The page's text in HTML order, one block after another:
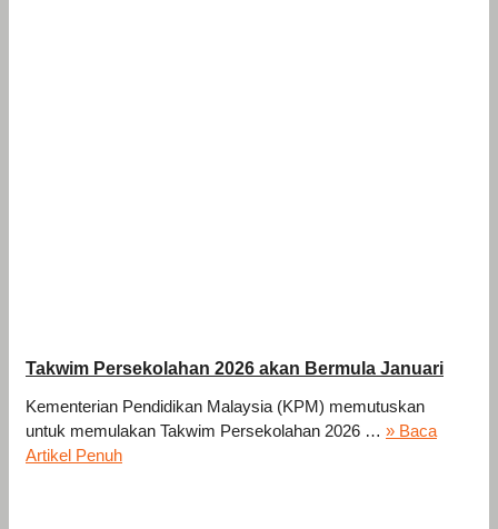
Takwim Persekolahan 2026 akan Bermula Januari
Kementerian Pendidikan Malaysia (KPM) memutuskan
untuk memulakan Takwim Persekolahan 2026 … » Baca
Artikel Penuh